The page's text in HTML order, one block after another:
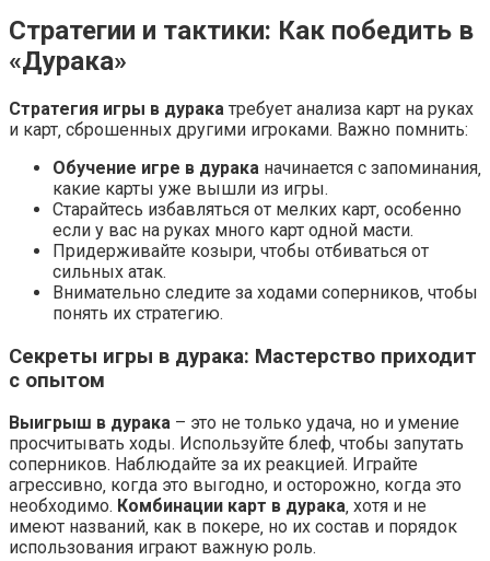
Стратегии и тактики: Как победить в
«Дурака»
Стратегия игры в дурака требует анализа карт на руках
и карт‚ сброшенных другими игроками. Важно помнить:
Обучение игре в дурака начинается с запоминания‚
какие карты уже вышли из игры.
Старайтесь избавляться от мелких карт‚ особенно
если у вас на руках много карт одной масти.
Придерживайте козыри‚ чтобы отбиваться от
сильных атак.
Внимательно следите за ходами соперников‚ чтобы
понять их стратегию.
Секреты игры в дурака: Мастерство приходит
с опытом
Выигрыш в дурака – это не только удача‚ но и умение
просчитывать ходы. Используйте блеф‚ чтобы запутать
соперников. Наблюдайте за их реакцией. Играйте
агрессивно‚ когда это выгодно‚ и осторожно‚ когда это
необходимо. Комбинации карт в дурака‚ хотя и не
имеют названий‚ как в покере‚ но их состав и порядок
использования играют важную роль.